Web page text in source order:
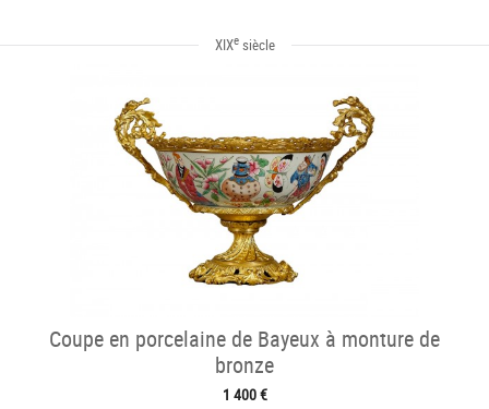
XIXesiècle
Coupe en porcelaine de Bayeux à monture de
bronze
1 400 €